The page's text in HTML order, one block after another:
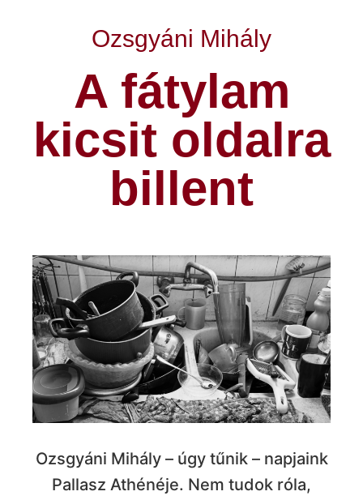
Ozsgyáni Mihály
A fátylam
kicsit oldalra
billent
Ozsgyáni Mihály – úgy tűnik – napjaink
Pallasz Athénéje. Nem tudok róla,